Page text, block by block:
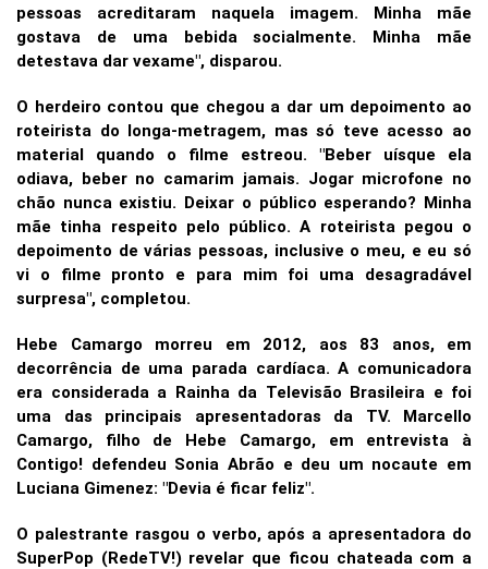
pessoas acreditaram naquela imagem. Minha mãe
gostava de uma bebida socialmente. Minha mãe
detestava dar vexame", disparou.
O herdeiro contou que chegou a dar um depoimento ao
roteirista do longa-metragem, mas só teve acesso ao
material quando o filme estreou. "Beber uísque ela
odiava, beber no camarim jamais. Jogar microfone no
chão nunca existiu. Deixar o público esperando? Minha
mãe tinha respeito pelo público. A roteirista pegou o
depoimento de várias pessoas, inclusive o meu, e eu só
vi o filme pronto e para mim foi uma desagradável
surpresa", completou.
Hebe Camargo morreu em 2012, aos 83 anos, em
decorrência de uma parada cardíaca. A comunicadora
era considerada a Rainha da Televisão Brasileira e foi
uma das principais apresentadoras da TV. Marcello
Camargo, filho de Hebe Camargo, em entrevista à
Contigo! defendeu Sonia Abrão e deu um nocaute em
Luciana Gimenez: "Devia é ficar feliz".
O palestrante rasgou o verbo, após a apresentadora do
SuperPop (RedeTV!) revelar que ficou chateada com a